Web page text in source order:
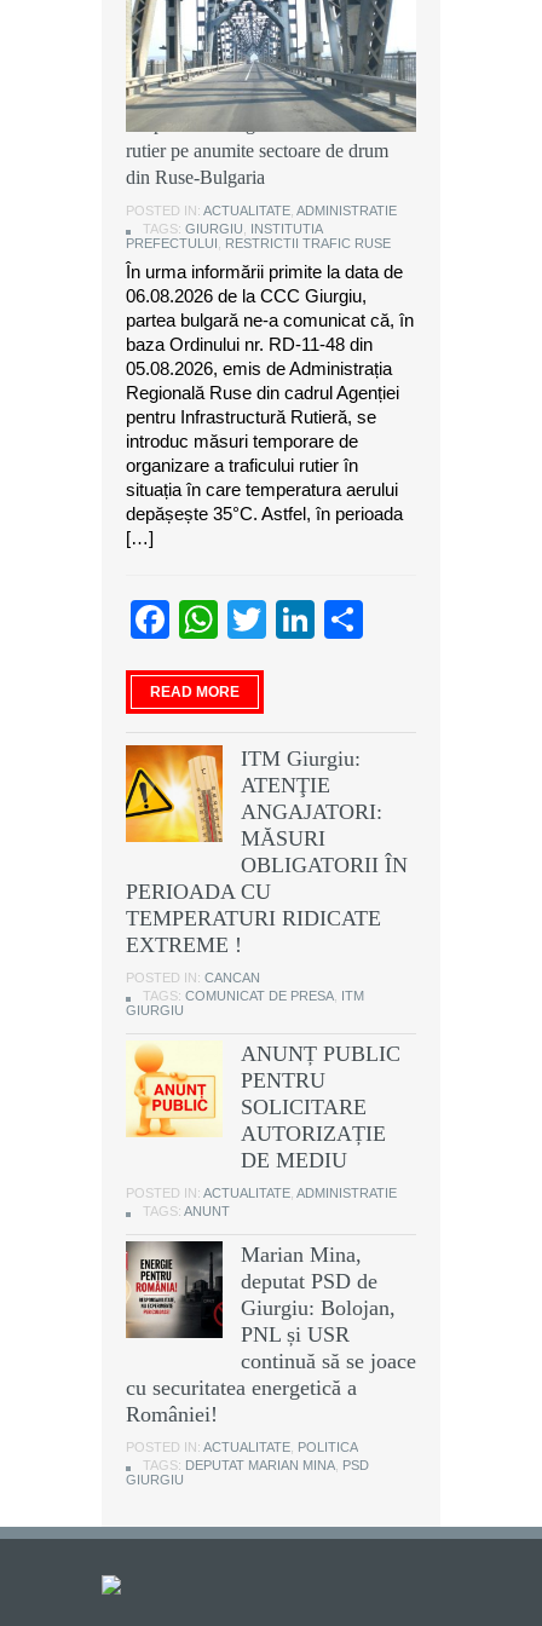
Instituția Prefectului: Măsuri
temporare de organizare a traficului
rutier pe anumite sectoare de drum
din Ruse-Bulgaria
POSTED IN: ACTUALITATE ADMINISTRATIE
TAGS: GIURGIU
INSTITUTIA
PREFECTULUI
RESTRICTII TRAFIC RUSE
În urma informării primite la data de
06.08.2026 de la CCC Giurgiu,
partea bulgară ne-a comunicat că, în
baza Ordinului nr. RD-11-48 din
05.08.2026, emis de Administrația
Regională Ruse din cadrul Agenției
pentru Infrastructură Rutieră, se
introduc măsuri temporare de
organizare a traficului rutier în
situația în care temperatura aerului
depășește 35°C. Astfel, în perioada
[…]
Facebook
WhatsApp
TwitterLinkedIn
READ MORE
ITM Giurgiu:
ATENŢIE
ANGAJATORI:
MĂSURI
OBLIGATORII ÎN
PERIOADA CU
TEMPERATURI RIDICATE
EXTREME !
POSTED IN: CANCAN
TAGS: COMUNICAT DE PRESA ITM
GIURGIU
ANUNȚ PUBLIC
PENTRU
SOLICITARE
AUTORIZAȚIE
DE MEDIU
POSTED IN: ACTUALITATE ADMINISTRATIE
TAGS: ANUNT
Marian Mina,
deputat PSD de
Giurgiu: Bolojan,
PNL și USR
continuă să se joace
cu securitatea energetică a
României!
POSTED IN: ACTUALITATE POLITICA
TAGS: DEPUTAT MARIAN MINA PSD
GIURGIU